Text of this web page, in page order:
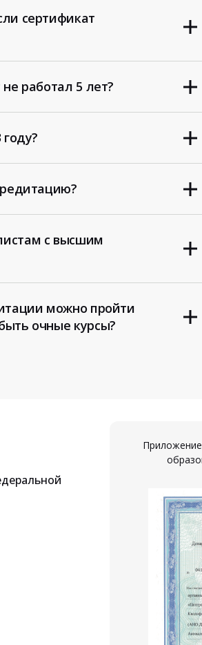
сертификат
работал 5 лет?
с высшим
можно пройти
очные курсы?